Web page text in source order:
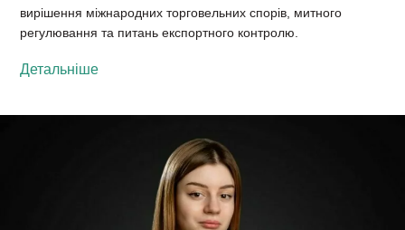
вирішення міжнародних торговельних спорів, митного
регулювання та питань експортного контролю.
Детальніше